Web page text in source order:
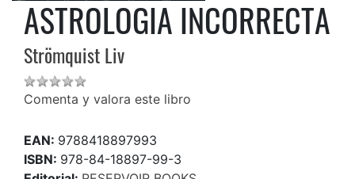
ASTROLOGIA INCORRECTA
Strömquist Liv
Comenta y valora este libro
EAN: 9788418897993
ISBN: 978-84-18897-99-3